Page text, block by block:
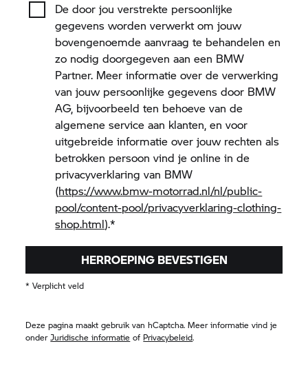
De door jou verstrekte persoonlijke
gegevens worden verwerkt om jouw
bovengenoemde aanvraag te behandelen en
zo nodig doorgegeven aan een BMW
Partner. Meer informatie over de verwerking
van jouw persoonlijke gegevens door BMW
AG, bijvoorbeeld ten behoeve van de
algemene service aan klanten, en voor
uitgebreide informatie over jouw rechten als
betrokken persoon vind je online in de
privacyverklaring van BMW
(https://www.bmw-motorrad.nl/nl/public-
pool/content-pool/privacyverklaring-clothing-
shop.html).*
HERROEPING BEVESTIGEN
* Verplicht veld
Deze pagina maakt gebruik van hCaptcha. Meer informatie vind je
onderJuridische informatie of Privacybeleid.